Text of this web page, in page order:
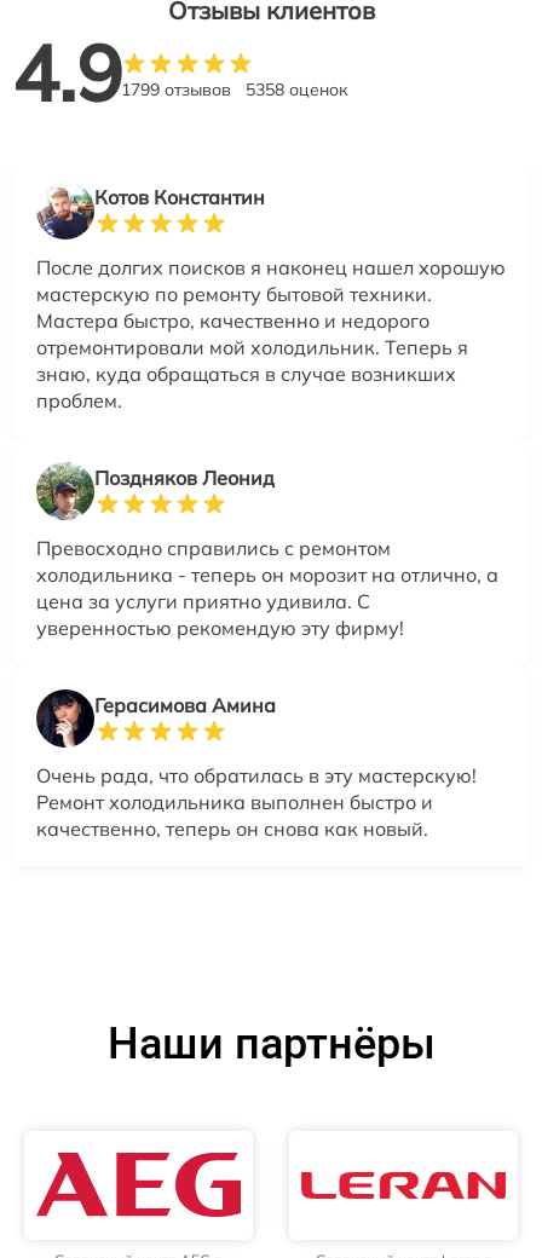
Отзывы клиентов
4.91799 отзывов 5358 оценок
Котов Константин
После долгих поисков я наконец нашел хорошую
мастерскую по ремонту бытовой техники.
Мастера быстро, качественно и недорого
отремонтировали мой холодильник. Теперь я
знаю, куда обращаться в случае возникших
проблем.
Поздняков Леонид
Превосходно справились с ремонтом
холодильника - теперь он морозит на отлично, а
цена за услуги приятно удивила. С
уверенностью рекомендую эту фирму!
Герасимова Амина
Очень рада, что обратилась в эту мастерскую!
Ремонт холодильника выполнен быстро и
качественно, теперь он снова как новый.
Наши партнёры